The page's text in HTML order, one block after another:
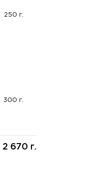
250 г.
300 г.
2 670 г.